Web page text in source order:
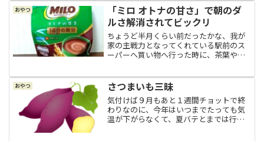
げで揉んで繊維を切る作業をしてから、
吊るしていた紐から外し、...
おやつ
「ミロ オトナの甘さ」で朝のダ
ルさ解消されてビックリ
ちょうど半月くらい前だったかな、我が
家の主戦力となってくれている駅前のス
ーパーへ買い物へ行った時に、茶葉や珈
子供の時にたま～に飲んだことがある、
ネスレの「ミロ」です。甘...
おやつ さつまいも三昧
気付けば９月もあと１週間チョットで終
わりなのに、今年はいつまでたっても気
温が下がらなくて、夏バテとまでは行か